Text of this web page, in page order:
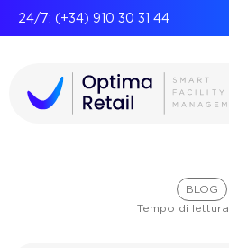
24/7: (+34) 910 30 31 44
BLOG
Tempo di